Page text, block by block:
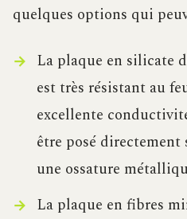
quelques options qui
La plaque en silicate
est très résistant au
excellente
être posé
une ossature
La plaque en fibres